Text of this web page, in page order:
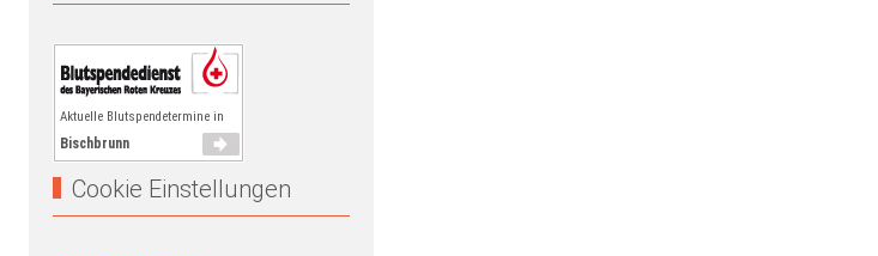
Aktuelle Blutspendetermine in
Bischbrunn
Cookie Einstellungen